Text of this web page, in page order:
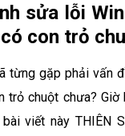
sửa lỗi
con trỏ
từng gặp phải vấn
trỏ chuột chưa? Giờ
viết này THIÊN